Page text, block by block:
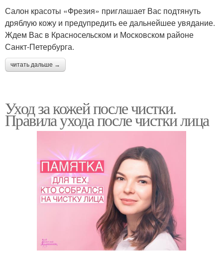
Салон красоты «Фрезия» приглашает Вас подтянуть
дряблую кожу и предупредить ее дальнейшее увядание.
Ждем Вас в Красносельском и Московском районе
Санкт-Петербурга.
читать дальше →
Уход за кожей после чистки.
Правила ухода после чистки лица